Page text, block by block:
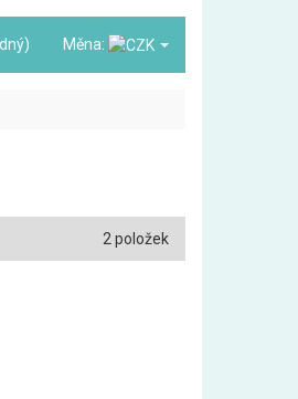
Měna:
2 položek